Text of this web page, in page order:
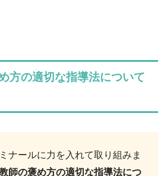
方の適切な指導法について
ナールに力を入れて取り組みま
師の褒め方の適切な指導法につ